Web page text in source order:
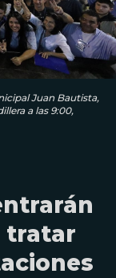
Juan Bautista,
a las 9:00,
tratar